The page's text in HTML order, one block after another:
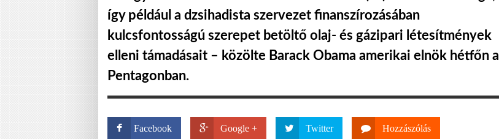
így például a dzsihadista szervezet finanszírozásában
kulcsfontosságú szerepet betöltő olaj- és gázipari létesítmények
elleni támadásait – közölte Barack Obama amerikai elnök hétfőn a
Pentagonban.
Facebook Google + Twitter Hozzászólás